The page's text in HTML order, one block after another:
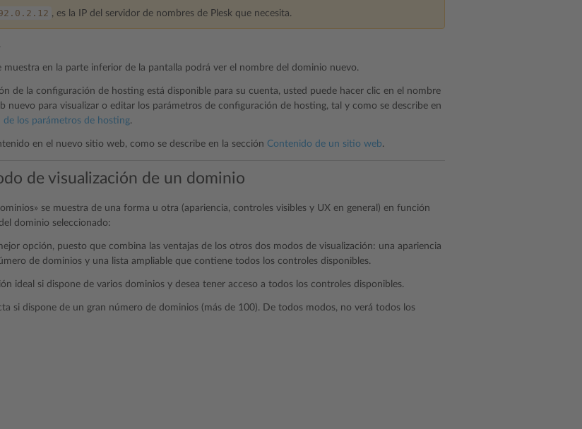
, es la IP del servidor de nombres de Plesk que necesita.
muestra en la parte inferior de la pantalla podrá ver el nombre del dominio nuevo.
de la configuración de hosting está disponible para su cuenta, usted puede hacer clic en el nombre
nuevo para visualizar o editar los parámetros de configuración de hosting, tal y como se describe en
de los parámetros de hosting.
en el nuevo sitio web, como se describe en la sección Contenido de un sitio web.
de visualización de un dominio
se muestra de una forma u otra (apariencia, controles visibles y UX en general) en función
dominio seleccionado:
opción, puesto que combina las ventajas de los otros dos modos de visualización: una apariencia
de dominios y una lista ampliable que contiene todos los controles disponibles.
ideal si dispone de varios dominios y desea tener acceso a todos los controles disponibles.
si dispone de un gran número de dominios (más de 100). De todos modos, no verá todos los